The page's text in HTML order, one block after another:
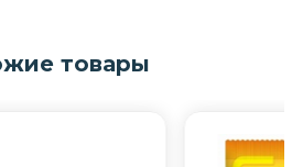
товары